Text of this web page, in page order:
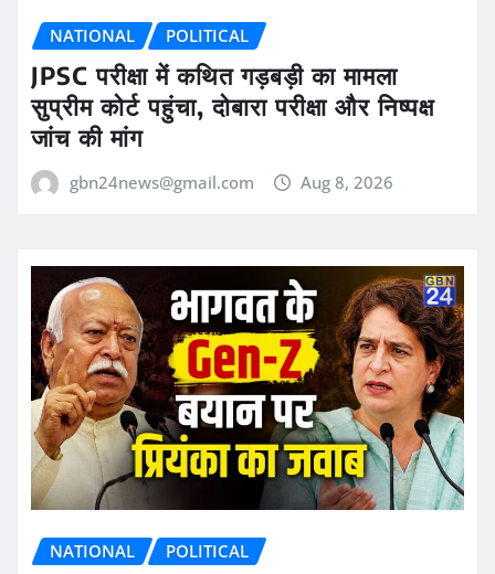
NATIONAL POLITICAL
JPSC परीक्षा में कथित गड़बड़ी का मामला
सुप्रीम कोर्ट पहुंचा, दोबारा परीक्षा और निष्पक्ष
जांच की मांग
gbn24news@gmail.com Aug 8, 2026
NATIONAL POLITICAL